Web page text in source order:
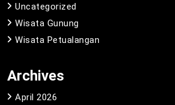
Uncategorized
Wisata Gunung
Wisata Petualangan
Archives
April 2026